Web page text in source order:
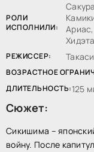
РОЛИ
ИСПОЛНИЛИ:
РЕЖИССЕР:
ВОЗРАСТНОЕ
ДЛИТЕЛЬНОСТЬ:125
Сюжет:
Сикишима –
войну. После